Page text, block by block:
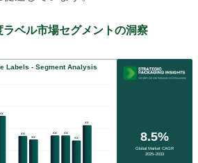
ベル市場セグメントの洞察